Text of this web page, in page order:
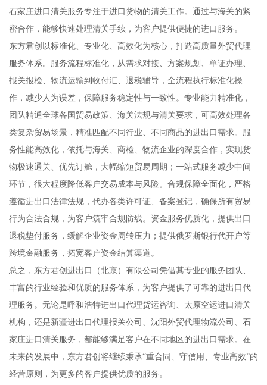
石家庄进口清关服务专注于进口货物的清关工作。通过与海关的紧
密合作，能够快速处理清关手续，为客户提供便捷的进口服务。
东方君创以标准化、专业化、高效化为核心，打造高质量外贸代理
服务体系。服务流程标准化，从需求对接、方案规划、单证办理、
报关报检、物流运输到收付汇、退税辅导，全流程执行标准化操
作，减少人为误差，保障服务稳定性与一致性。专业能力精准化，
团队精通全球各国贸易政策、海关法规与清关要求，可高效处理各
类复杂贸易场景，精准匹配不同行业、不同商品的进出口需求。服
务性能高效化，依托与海关、商检、物流企业的深度合作，实现货
物极速通关、优先订舱，大幅缩短贸易周期；一站式服务减少中间
环节，很大程度降低客户交易成本与风险。合规保障全面化，严格
遵循进出口法律法规，代办各类许可证、备案登记，确保所有贸易
行为合法合规，为客户筑牢合规防线。资金服务优质化，提供出口
退税垫付服务，缓解企业资金周转压力；提供俄罗斯银行代开户等
跨境金融服务，拓宽客户资金结算渠道。
总之，东方君创进出口（北京）有限公司凭借其专业的服务团队、
丰富的行业经验和优质的服务体系，为客户提供了可靠的进出口代
理服务。无论是呼和浩特进出口代理货运咨询、太原空运进口清关
机构，还是新疆进出口代理报关公司、沈阳外贸代理物流公司、石
家庄进口清关服务，都能够满足客户在不同地区的进出口需求。在
未来的发展中，东方君创将继续秉承“重合同、守信用、专业高效”的
经营原则，为更多的客户提供优质的服务。